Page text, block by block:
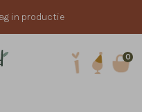
in productie
0